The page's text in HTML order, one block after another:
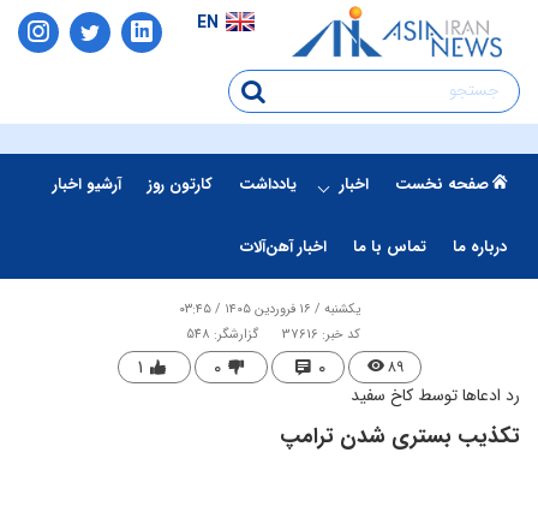
EN
صفحه نخست اخبار یادداشت کارتون روز آرشیو اخبار
درباره ما تماس با ما اخبار آهن‌آلات
یکشنبه / ۱۶ فروردین ۱۴۰۵ / ۰۳:۴۵
کد خبر: 37616
گزارشگر: 548
۸۹ ۰ ۰ ۱
رد ادعاها توسط کاخ سفید
​تکذیب بستری شدن ترامپ